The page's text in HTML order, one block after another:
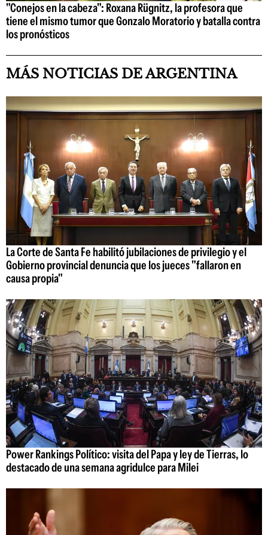
"Conejos en la cabeza": Roxana Rügnitz, la profesora que
tiene el mismo tumor que Gonzalo Moratorio y batalla contra
los pronósticos
MÁS NOTICIAS DE ARGENTINA
La Corte de Santa Fe habilitó jubilaciones de privilegio y el
Gobierno provincial denuncia que los jueces "fallaron en
causa propia"
Power Rankings Político: visita del Papa y ley de Tierras, lo
destacado de una semana agridulce para Milei